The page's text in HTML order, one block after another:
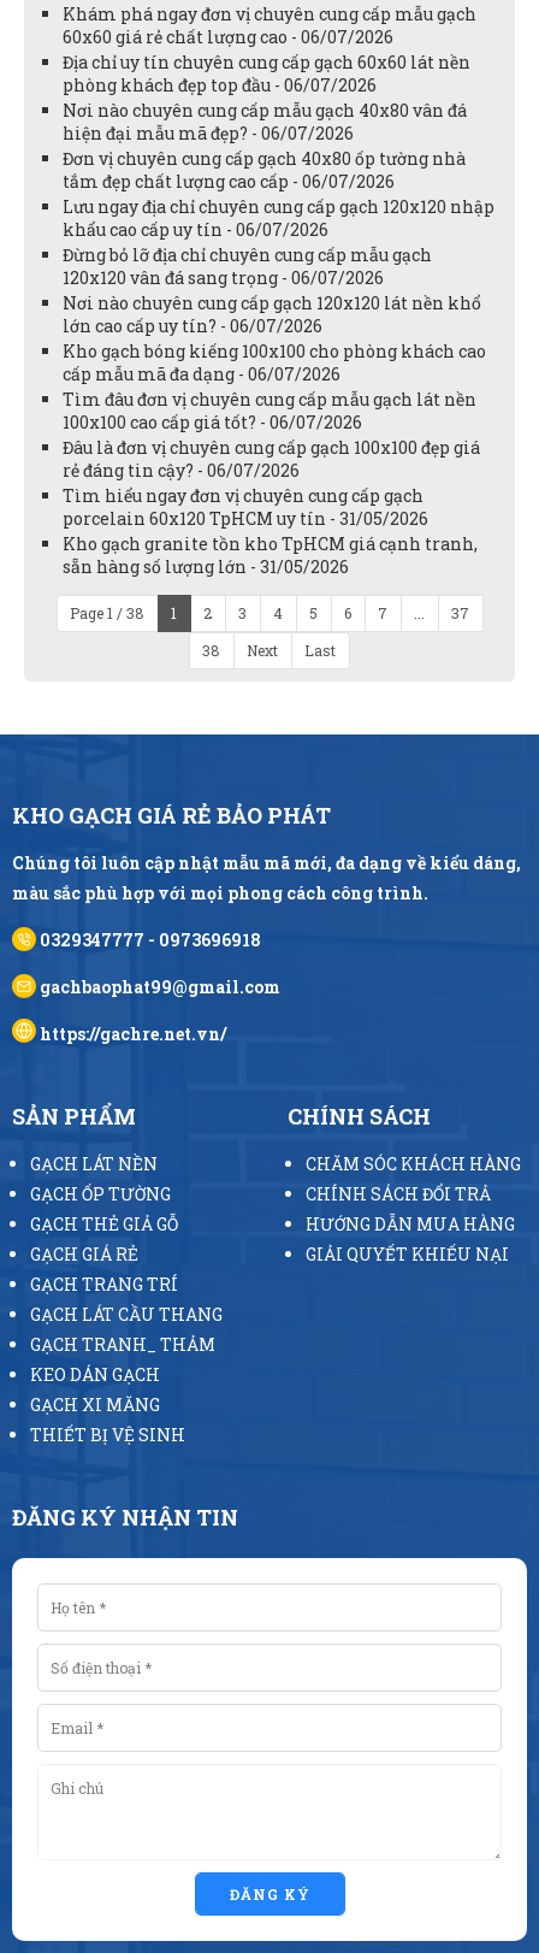
Khám phá ngay đơn vị chuyên cung cấp mẫu gạch
60x60 giá rẻ chất lượng cao - 06/07/2026
Địa chỉ uy tín chuyên cung cấp gạch 60x60 lát nền
phòng khách đẹp top đầu - 06/07/2026
Nơi nào chuyên cung cấp mẫu gạch 40x80 vân đá
hiện đại mẫu mã đẹp? - 06/07/2026
Đơn vị chuyên cung cấp gạch 40x80 ốp tường nhà
tắm đẹp chất lượng cao cấp - 06/07/2026
Lưu ngay địa chỉ chuyên cung cấp gạch 120x120 nhập
khẩu cao cấp uy tín - 06/07/2026
Đừng bỏ lỡ địa chỉ chuyên cung cấp mẫu gạch
120x120 vân đá sang trọng - 06/07/2026
Nơi nào chuyên cung cấp gạch 120x120 lát nền khổ
lớn cao cấp uy tín? - 06/07/2026
Kho gạch bóng kiếng 100x100 cho phòng khách cao
cấp mẫu mã đa dạng - 06/07/2026
Tìm đâu đơn vị chuyên cung cấp mẫu gạch lát nền
100x100 cao cấp giá tốt? - 06/07/2026
Đâu là đơn vị chuyên cung cấp gạch 100x100 đẹp giá
rẻ đáng tin cậy? - 06/07/2026
Tìm hiểu ngay đơn vị chuyên cung cấp gạch
porcelain 60x120 TpHCM uy tín - 31/05/2026
Kho gạch granite tồn kho TpHCM giá cạnh tranh,
sẵn hàng số lượng lớn - 31/05/2026
Page 1 / 38 1 2 3 4 5 6 7
37
38
Next Last
KHO GẠCH GIÁ RẺ BẢO PHÁT
Chúng tôi luôn cập nhật mẫu mã mới, đa dạng về kiểu dáng,
màu sắc phù hợp với mọi phong cách công trình.
0329347777 - 0973696918
gachbaophat99@gmail.com
https://gachre.net.vn/
SẢN PHẨM
GẠCH LÁT NỀN
GẠCH ỐP TƯỜNG
GẠCH THẺ GIẢ GỖ
GẠCH GIÁ RẺ
GẠCH TRANG TRÍ
GẠCH LÁT CẦU THANG
GẠCH TRANH_ THẢM
KEO DÁN GẠCH
GẠCH XI MĂNG
THIẾT BỊ VỆ SINH
CHÍNH SÁCH
CHĂM SÓC KHÁCH HÀNG
CHÍNH SÁCH ĐỔI TRẢ
HƯỚNG DẪN MUA HÀNG
GIẢI QUYẾT KHIẾU NẠI
ĐĂNG KÝ NHẬN TIN
ĐĂNG KÝ